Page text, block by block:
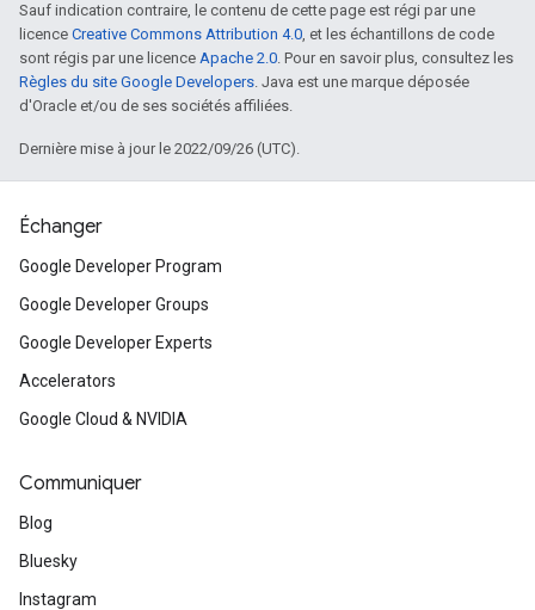
Sauf indication contraire, le contenu de cette page est régi par une
licence Creative Commons Attribution 4.0, et les échantillons de code
sont régis par une licence Apache 2.0. Pour en savoir plus, consultez les
Règles du site Google Developers. Java est une marque déposée
d'Oracle et/ou de ses sociétés affiliées.
Dernière mise à jour le 2022/09/26 (UTC).
Échanger
Google Developer Program
Google Developer Groups
Google Developer Experts
Accelerators
Google Cloud & NVIDIA
Communiquer
Blog
Bluesky
Instagram